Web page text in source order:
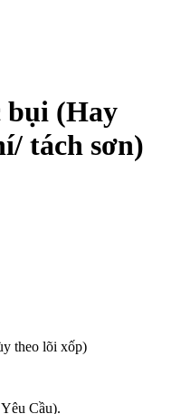
bụi (Hay
tách sơn)
theo lõi xốp)
Cầu).